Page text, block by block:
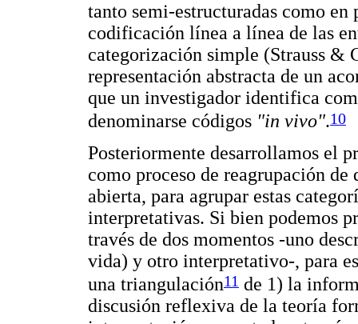
tanto semi-estructuradas como en
codificación línea a línea de las
categorización simple (Strauss &
representación abstracta de un
que un investigador identifica
denominarse códigos "in vivo".10
Posteriormente desarrollamos el
como proceso de reagrupación
abierta, para agrupar estas
interpretativas. Si bien podemos
través de dos momentos -uno
vida) y otro interpretativo-, para
una triangulación11 de 1) la
discusión reflexiva de la teoría